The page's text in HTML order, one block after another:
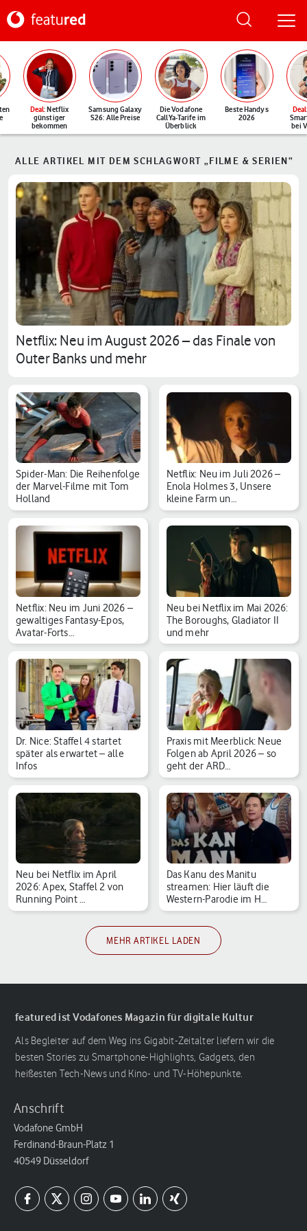
Deal: Netflix
günstiger
bekommen
Samsung Galaxy
S26: Alle Preise
Die Vodafone
CallYa-Tarife im
Überblick
Beste Handys
2026
Deal
bei
ALLE ARTIKEL MIT DEM SCHLAGWORT „FILME & SERIEN“
Netflix: Neu im August 2026 – das Finale von
Outer Banks und mehr
Spider-Man: Die Reihenfolge
der Marvel-Filme mit Tom
Holland
Netflix: Neu im Juli 2026 –
Enola Holmes 3, Unsere
kleine Farm un…
Netflix: Neu im Juni 2026 –
gewaltiges Fantasy-Epos,
Avatar-Forts…
Neu bei Netflix im Mai 2026:
The Boroughs, Gladiator II
und mehr
Dr. Nice: Staffel 4 startet
später als erwartet – alle
Infos
Praxis mit Meerblick: Neue
Folgen ab April 2026 – so
geht der ARD…
Neu bei Netflix im April
2026: Apex, Staffel 2 von
Running Point …
Das Kanu des Manitu
streamen: Hier läuft die
Western-Parodie im H…
MEHR ARTIKEL LADEN
featured ist Vodafones Magazin für digitale Kultur
Als Begleiter auf dem Weg ins Gigabit-Zeitalter liefern wir die
besten Stories zu Smartphone-Highlights, Gadgets, den
heißesten Tech-News und Kino- und TV-Höhepunkte.
Anschrift
Vodafone GmbH
Ferdinand-Braun-Platz 1
40549 Düsseldorf